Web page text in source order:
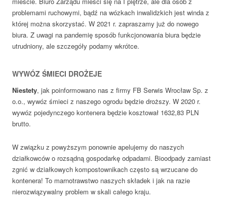
problemami ruchowymi, bądź na wózkach inwalidzkich jest winda z
której można skorzystać. W 2021 r. zapraszamy już do nowego
biura. Z uwagi na pandemię sposób funkcjonowania biura będzie
utrudniony, ale szczegóły podamy wkrótce.
WYWÓZ ŚMIECI DROŻEJE
Niestety, jak poinformowano nas z firmy FB Serwis Wrocław Sp. z
o.o., wywóz śmieci z naszego ogrodu będzie droższy. W 2020 r.
wywóz pojedynczego kontenera będzie kosztował 1632,83 PLN
brutto.
W związku z powyższym ponownie apelujemy do naszych
działkowców o rozsądną gospodarkę odpadami. Bioodpady zamiast
zgnić w działkowych kompostownikach często są wrzucane do
kontenera! To marnotrawstwo naszych składek i jak na razie
nierozwiązywalny problem w skali całego kraju.